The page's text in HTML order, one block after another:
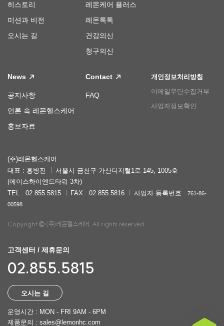
히스토리
미션과 비전
오시는 길
레몬케어 플러스
레몬톡톡
건강의신
청구의신
News
공지사항
언론 속 레몬헬스케어
홍보자료
Contact
FAQ
개인정보처리방침
이메일무단수집거부
사업자정보확인
(주)레몬헬스케어
대표 : 홍병진
서울시 금천구 가산디지털1로 145, 1005호
(에이스하이엔드타워 3차)
TEL : 02.855.5815
FAX : 02.855.5816 사업자 등록번호 : 761-86-
00598
Copyright (주)레몬헬스케어. All rights reserved.
고객센터 / 제휴문의
02.855.5815
오시는 길
운영시간 : MON - FRI 9AM - 6PM
제품문의 : sales@lemonhc.com